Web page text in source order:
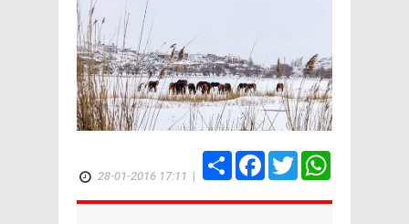
28-01-2016 17:11 |
Share FacebookTwitter